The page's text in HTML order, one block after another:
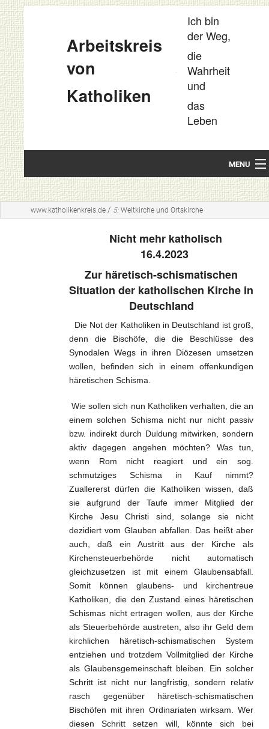
Arbeitskreis
von
Katholiken
Ich bin
der Weg,
die
Wahrheit
und
das
Leben
MENU
Startseite
Unsere Leitideen
Glaube und geistl. Leben
Weltkirche und Ortskirche
Gesellschaft und Staat
Impressum
www.katholikenkreis.de / 5: Weltkirche und Ortskirche
Nicht mehr katholisch
16.4.2023
Zur häretisch-schismatischen
Situation der katholischen Kirche in
Deutschland
Die Not der Katholiken in Deutschland ist groß,
denn die Bischöfe, die die Beschlüsse des
Synodalen Wegs in ihren Diözesen umsetzen
wollen, befinden sich in einem offenkundigen
häretischen Schisma.
Wie sollen sich nun Katholiken verhalten, die an
einem solchen Schisma nicht nur nicht passiv
bzw. indirekt durch Duldung mitwirken, sondern
aktiv dagegen angehen möchten? Was tun,
wenn Rom nicht reagiert und ein sog.
schmutziges Schisma in Kauf nimmt?
Zuallererst dürfen die Katholiken wissen, daß
sie aufgrund der Taufe immer Mitglied der
Kirche Jesu Christi sind, solange sie nicht
dezidiert vom Glauben abfallen. Das heißt aber
auch, daß ein Austritt aus der Kirche als
Kirchensteuerbehörde nicht automatisch
gleichzusetzen ist mit einem Glaubensabfall.
Somit können glaubens- und kirchentreue
Katholiken, die den Zustand eines häretischen
Schismas nicht ertragen wollen, aus der Kirche
als Steuerbehörde austreten, also ihr Geld dem
kirchlichen häretisch-schismatischen System
entziehen und trotzdem Vollmitglied der Kirche
als Glaubensgemeinschaft bleiben. Ein solcher
Schritt ist nicht nur langfristig, sondern relativ
rasch gegenüber häretisch-schismatischen
Bischöfen mit ihren Ordinariaten wirksam. Wer
diesen Schritt setzen will, könnte sich bei